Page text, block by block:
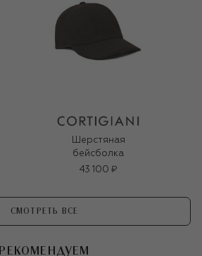
Шерстяная
бейсболка
43 100 ₽
СМОТРЕТЬ ВСЕ
РЕКОМЕНДУЕМ